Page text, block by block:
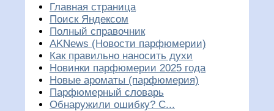
Главная страница
Поиск Яндексом
Полный справочник
AKNews (Новости парфюмерии)
Как правильно наносить духи
Новинки парфюмерии 2025 года
Новые ароматы (парфюмерия)
Парфюмерный словарь
Обнаружили ошибку? С...